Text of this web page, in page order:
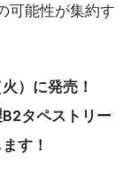
可能性が集約す
）に発売！
タペストリー
す！